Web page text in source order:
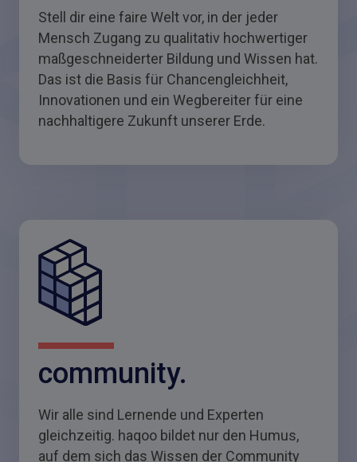
Stell dir eine faire Welt vor, in der jeder
Mensch Zugang zu qualitativ hochwertiger
maßgeschneiderter Bildung und Wissen hat.
Das ist die Basis für Chancengleichheit,
Innovationen und ein Wegbereiter für eine
nachhaltigere Zukunft unserer Erde.
community.
Wir alle sind Lernende und Experten
gleichzeitig. haqoo bildet nur den Humus,
auf dem sich das Wissen der Community